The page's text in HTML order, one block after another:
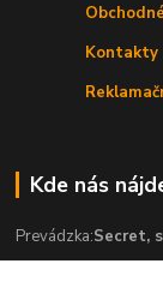
Kontakty
Kde nás
Prevádzka:Secret,